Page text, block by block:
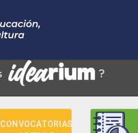
CONVOCATORIAS